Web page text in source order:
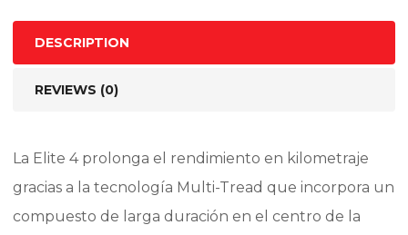
DESCRIPTION
REVIEWS (0)
La Elite 4 prolonga el rendimiento en kilometraje
gracias a la tecnología Multi-Tread que incorpora un
compuesto de larga duración en el centro de la